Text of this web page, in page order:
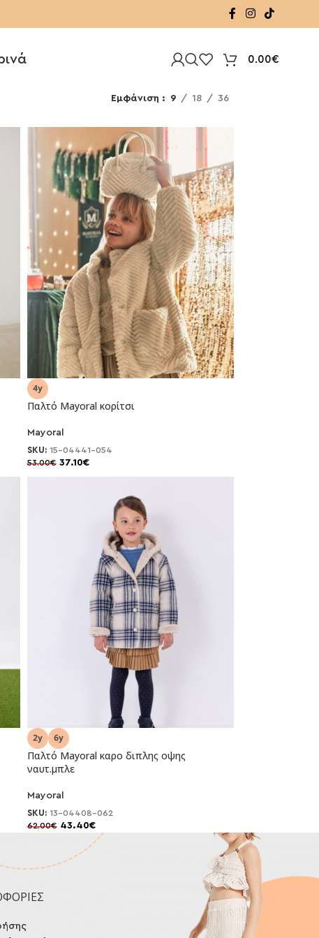
0.00€
Εμφάνιση 9 18 36
-30%
Παλτό Mayoral κορίτσι
Mayoral
SKU: 15-04441-054
53.00€ 37.10€
Παλτό Mayoral καρο διπλης οψης
ναυτ.μπλε
Mayoral
SKU: 13-04408-062
62.00€ 43.40€